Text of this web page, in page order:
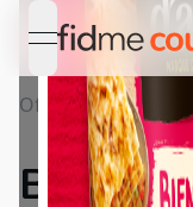
open navigation
Offres Détail
Bien